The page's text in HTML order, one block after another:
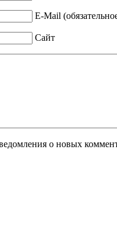
E-Mail
Сайт
о новых